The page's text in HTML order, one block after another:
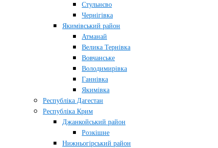
Стульнєво
Чернігівка
Якимівський район
Атманай
Велика Тернівка
Вовчанське
Володимирівка
Ганнівка
Якимівка
Республіка Дагестан
Республіка Крим
Джанкойський район
Розкішне
Нижньогірський район